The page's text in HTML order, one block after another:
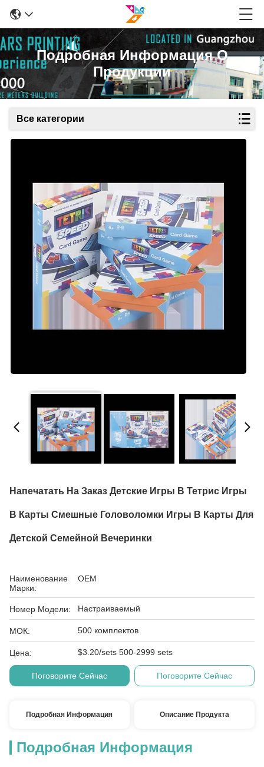
Подробная Информация О
Продукции
Все категории
Напечатать На Заказ Детские Игры В Тетрис Игры
В Карты Смешные Головоломки Игры В Карты Для
Детской Семейной Вечеринки
Наименование
Марки:
OEM
Номер Модели: Настраиваемый
МОК: 500 комплектов
Цена: $3.20/sets 500-2999 sets
Поговорите Сейчас Поговорите Сейчас
Подробная Информация Описание Продукта
Подробная Информация